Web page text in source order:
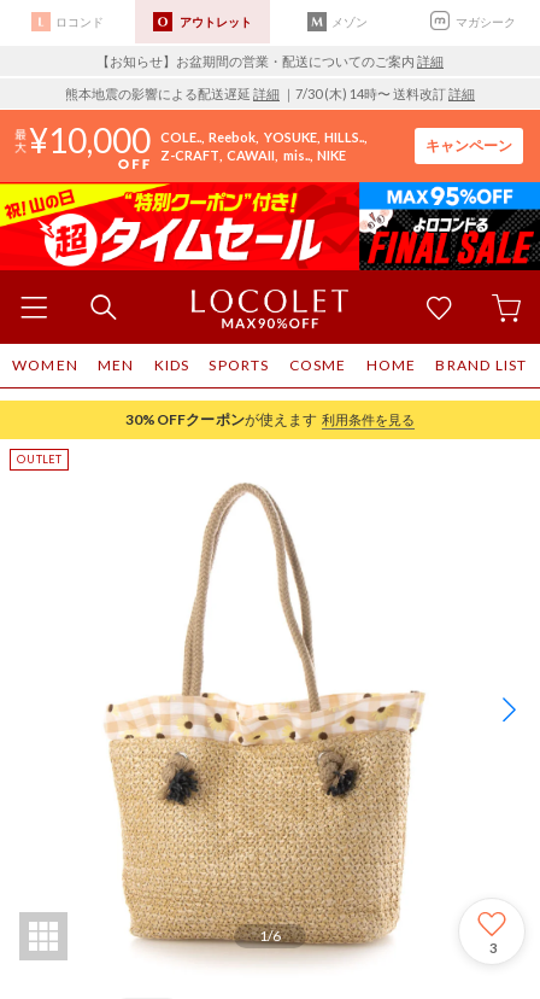
ロコンド アウトレット メゾン マガシーク
【お知らせ】お盆期間の営業・配送についてのご案内 詳細
熊本地震の影響による配送遅延 詳細 ｜7/30 (木) 14時〜 送料改訂詳細
10,000 COLE.. Reebok YOSUKE HILLS..
Z-CRAFT CAWAII mis.. NIKE
キャンペーン
WOMEN MEN KIDS SPORTS COSME HOME BRAND LIST
30%OFFクーポンが使えます 利用条件を見る
1/6
3